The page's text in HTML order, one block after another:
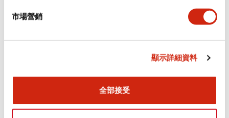
市場營銷
顯示詳細資料
全部接受
機械規格
安裝和安裝規範
文件和檔案